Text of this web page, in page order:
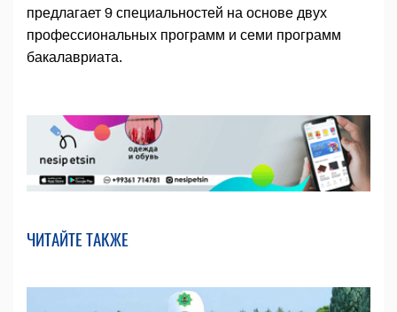
предлагает 9 специальностей на основе двух
профессиональных программ и семи программ
бакалавриата.
ЧИТАЙТЕ ТАКЖЕ